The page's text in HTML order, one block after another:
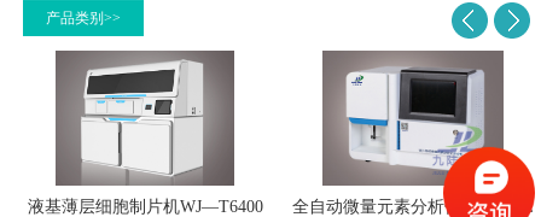
产品类别>>
液基薄层细胞制片机WJ—T6400 全自动微量元素分析仪WJ-9600E